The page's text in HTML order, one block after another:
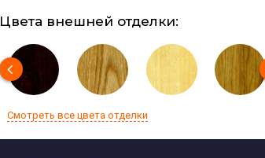
Цвета внешней отделки:
Смотреть все цвета отделки